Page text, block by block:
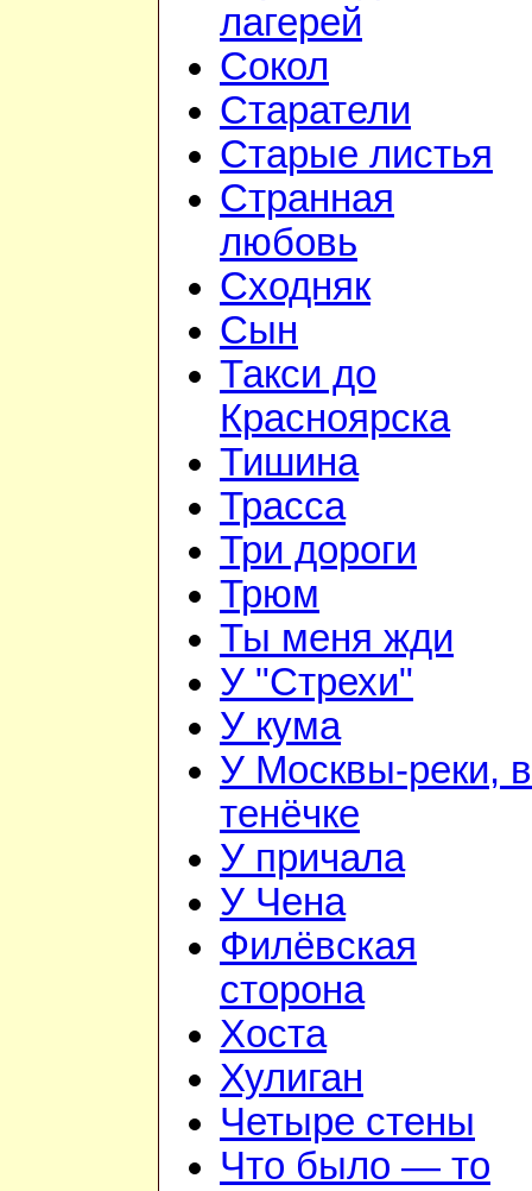
лагерей
Сокол
Старатели
Старые листья
Странная
любовь
Сходняк
Сын
Такси до
Красноярска
Тишина
Трасса
Три дороги
Трюм
Ты меня жди
У "Стрехи"
У кума
У Москвы-реки, в
тенёчке
У причала
У Чена
Филёвская
сторона
Хоста
Хулиган
Четыре стены
Что было — то